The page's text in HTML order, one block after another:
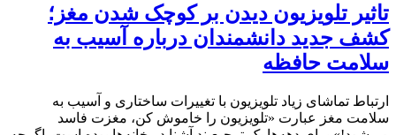
تاثیر تلویزیون دیدن بر کوچک شدن مغز؛
کشف جدید دانشمندان درباره آسیب به
سلامت حافظه
ارتباط تماشای زیاد تلویزیون با تغییرات ساختاری و آسیب به
سلامت مغز عبارت «تلویزیون را خاموش کن، مغزت فاسد